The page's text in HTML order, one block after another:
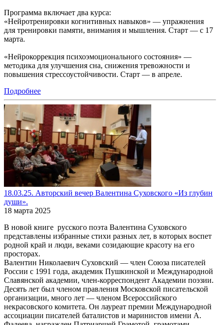
Программа включает два курса:
«Нейротренировки когнитивных навыков» — упражнения
для тренировки памяти, внимания и мышления. Старт — с 17
марта.
«Нейрокоррекция психоэмоционального состояния» —
методика для улучшения сна, снижения тревожности и
повышения стрессоустойчивости. Старт — в апреле.
Подробнее
18.03.25. Авторский вечер Валентина Суховского «Из глубин
души».
18 марта 2025
В новой книге русского поэта Валентина Суховского
представлены избранные стихи разных лет, в которых воспет
родной край и люди, веками созидающие красоту на его
просторах.
Валентин Николаевич Суховский — член Союза писателей
России с 1991 года, академик Пушкинской и Международной
Славянской академии, член-корреспондент Академии поэзии.
Десять лет был членом правления Московской писательской
организации, много лет — членом Всероссийского
некрасовского комитета. Он лауреат премии Международной
ассоциации писателей баталистов и маринистов имени А.